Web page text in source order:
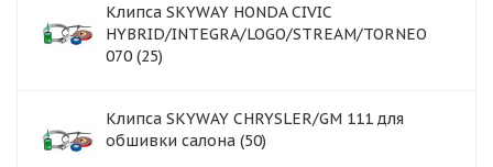
Клипса SKYWAY HONDA CIVIC
HYBRID/INTEGRA/LOGO/STREAM/TORNEO
070 (25)
Клипса SKYWAY CHRYSLER/GM 111 для
обшивки салона (50)